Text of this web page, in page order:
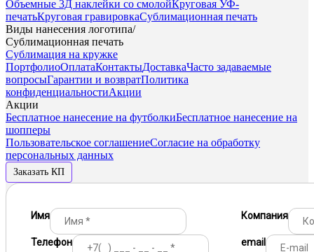
Объемные 3Д наклейки со смолойКруговая УФ-
печатьКруговая гравировкаСублимационная печать
Виды нанесения логотипа/
Сублимационная печать
Сублимация на кружке
ПортфолиоОплатаКонтактыДоставкаЧасто задаваемые
вопросыГарантии и возвратПолитика
конфиденциальностиАкции
Акции
Бесплатное нанесение на футболкиБесплатное нанесение на
шопперы
Пользовательское соглашениеСогласие на обработку
персональных данных
Заказать КП
Имя Компания
Телефон email